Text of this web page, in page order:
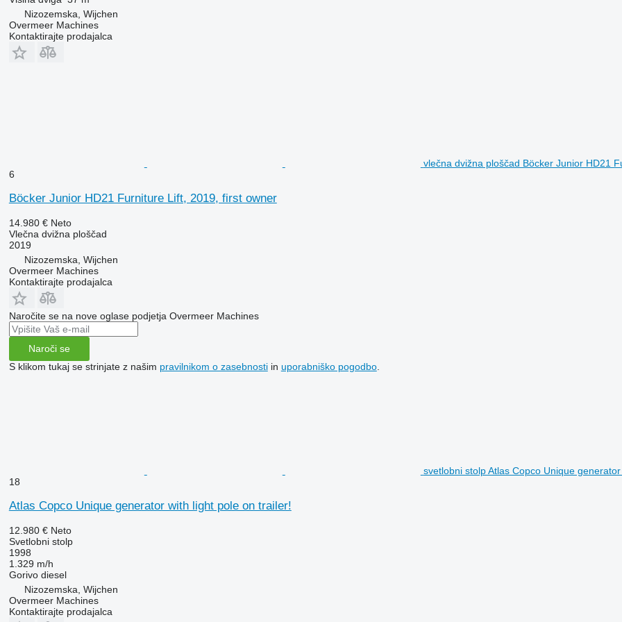
Nizozemska, Wijchen
Overmeer Machines
Kontaktirajte prodajalca
vlečna dvižna ploščad Böcker Junior HD21
6
Böcker Junior HD21 Furniture Lift, 2019, first owner
14.980 € Neto
Vlečna dvižna ploščad
2019
Nizozemska, Wijchen
Overmeer Machines
Kontaktirajte prodajalca
Naročite se na nove oglase podjetja Overmeer Machines
Naroči se
S klikom tukaj se strinjate z našim pravilnikom o zasebnostiin uporabniško pogodbo.
svetlobni stolp Atlas Copco Unique
18
Atlas Copco Unique generator with light pole on trailer!
12.980 € Neto
Svetlobni stolp
1998
1.329 m/h
Gorivo diesel
Nizozemska, Wijchen
Overmeer Machines
Kontaktirajte prodajalca